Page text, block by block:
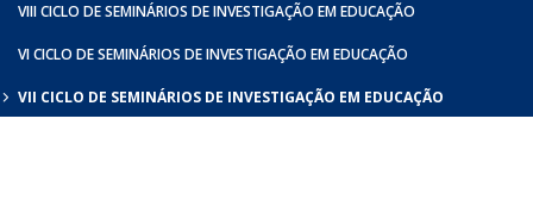
VIII CICLO DE SEMINÁRIOS DE INVESTIGAÇÃO EM EDUCAÇÃO
VI CICLO DE SEMINÁRIOS DE INVESTIGAÇÃO EM EDUCAÇÃO
VII CICLO DE SEMINÁRIOS DE INVESTIGAÇÃO EM EDUCAÇÃO